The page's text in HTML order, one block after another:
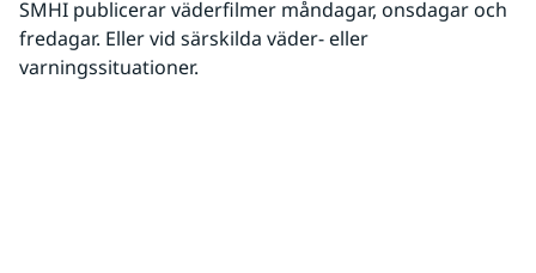
SMHI publicerar väderfilmer måndagar, onsdagar och
fredagar. Eller vid särskilda väder- eller
varningssituationer.